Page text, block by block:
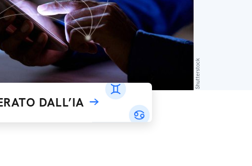
Shutterstock
DALL’IA